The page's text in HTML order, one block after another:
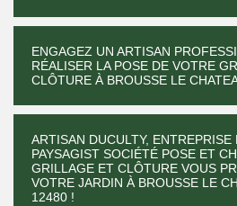
ENGAGEZ UN ARTISAN
RÉALISER LA POSE DE VOTRE
CLÔTURE À BROUSSE LE
ARTISAN DUCULTY,
PAYSAGIST SOCIÉTÉ POSE ET
GRILLAGE ET CLÔTURE VOUS
VOTRE JARDIN À BROUSSE LE
12480 !